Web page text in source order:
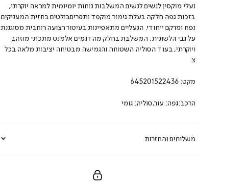
משלוחים והחזרות
נעלי מוקסין לנשים לנשים המשלבות נוחות יומיומית למראה יוקרתי,
בזכות גפה חלקה בעלת גימור מוקפד ותפריםבולטים בחזית המעניקים
נפח ומרקם ייחודי. הנעליים מתאפיינות בעיטור רצועה רוחבית מסוגננת
על גבי הלשונית, המשלבת בחלק מהדגמים אלמנט מתכתי מוזהב
ויוקרתי, בעוד הסוליה השטוחה והגמישה מבטיחה יציבות מלאה בכל
צ
מקט: 645201522436
הרכב:גפה: עור,סוליה: גומי